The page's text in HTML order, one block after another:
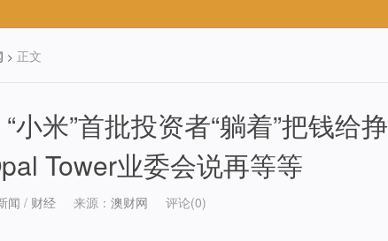
> 正文
米”首批投资者“躺着”把钱给挣
Tower业委会说再等等
闻 / 财经 来源： 澳财网 评论(0)